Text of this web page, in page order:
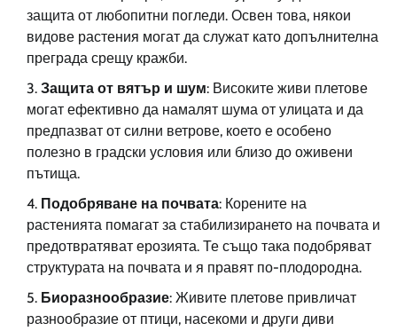
защита от любопитни погледи. Освен това, някои
видове растения могат да служат като допълнителна
преграда срещу кражби.
Защита от вятър и шум: Високите живи плетове
могат ефективно да намалят шума от улицата и да
предпазват от силни ветрове, което е особено
полезно в градски условия или близо до оживени
пътища.
Подобряване на почвата: Корените на
растенията помагат за стабилизирането на почвата и
предотвратяват ерозията. Те също така подобряват
структурата на почвата и я правят по-плодородна.
Биоразнообразие: Живите плетове привличат
разнообразие от птици, насекоми и други диви